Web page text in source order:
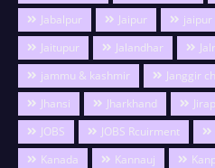
Jabalpur
Jaipur jaipur
Jaitupur
Jalandhar
jammu & kashmir
Janggir
Jhansi
Jharkhand
JOBS
JOBS Rcuirment
Kanada
Kannauj